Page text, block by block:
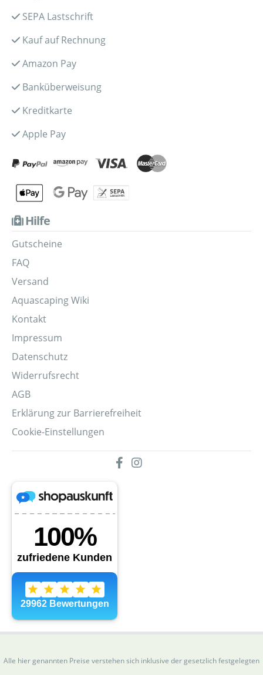
SEPA Lastschrift
Kauf auf Rechnung
Amazon Pay
Banküberweisung
Kreditkarte
Apple Pay
Hilfe
Gutscheine
FAQ
Versand
Aquascaping Wiki
Kontakt
Impressum
Datenschutz
Widerrufsrecht
AGB
Erklärung zur Barrierefreiheit
Cookie-Einstellungen
Alle hier genannten Preise verstehen sich inklusive der gesetzlich festgelegten